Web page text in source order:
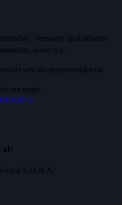
- herunder også udsende
aviser o.l..
selv din pressemeddelelse.
om noget.
af:
S.M.B.A.